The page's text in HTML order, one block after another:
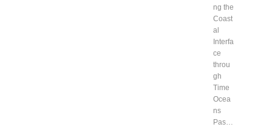
ng the
Coast
al
Interfa
ce
throu
gh
Time
Ocea
ns
Pas…